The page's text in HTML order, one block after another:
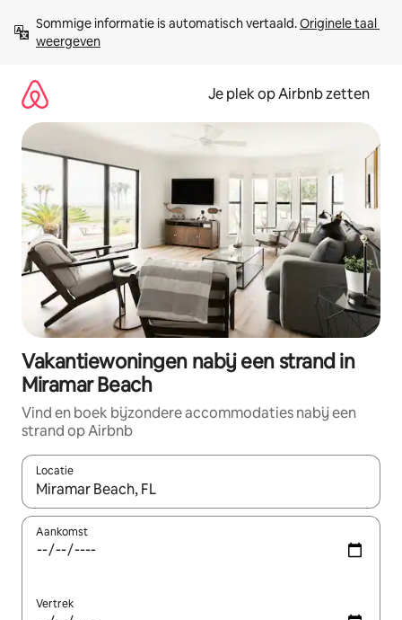
direct
naar
Sommige informatie is automatisch vertaald. Originele taal
weergeven
Je plek op Airbnb zetten
Vakantiewoningen nabij een strand in
Miramar Beach
Vind en boek bijzondere accommodaties nabij een
strand op Airbnb
Locatie
Wanneer er resultaten beschikbaar zijn, maak je een keuze
Aankomst
Vertrek